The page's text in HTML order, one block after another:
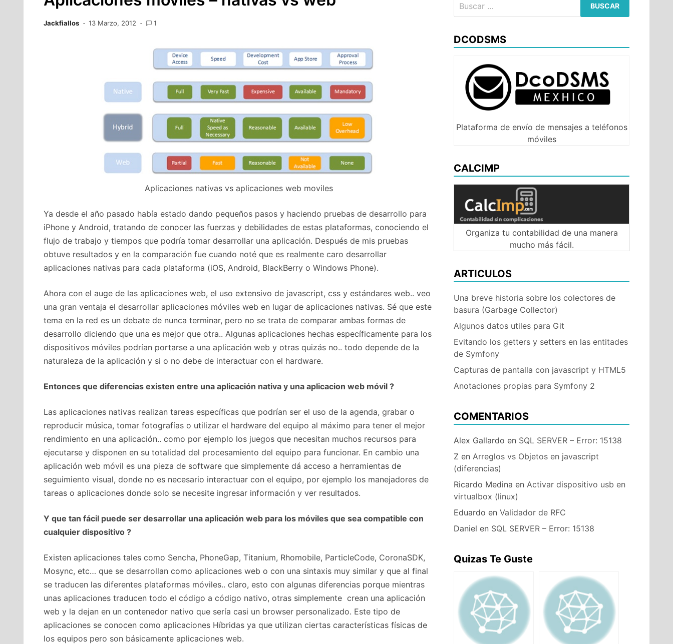
Jackfiallos 13 Marzo, 2012 1
Aplicaciones nativas vs aplicaciones web moviles
Ya desde el año pasado había estado dando pequeños pasos y haciendo pruebas de desarrollo para
iPhone y Android, tratando de conocer las fuerzas y debilidades de estas plataformas, conociendo el
flujo de trabajo y tiempos que podría tomar desarrollar una aplicación. Después de mis pruebas
obtuve resultados y en la comparación fue cuando noté que es realmente caro desarrollar
aplicaciones nativas para cada plataforma (iOS, Android, BlackBerry o Windows Phone).
Ahora con el auge de las aplicaciones web, el uso extensivo de javascript, css y estándares web.. veo
una gran ventaja el desarrollar aplicaciones móviles web en lugar de aplicaciones nativas. Sé que este
tema en la red es un debate de nunca terminar, pero no se trata de comparar ambas formas de
desarrollo diciendo que una es mejor que otra.. Algunas aplicaciones hechas específicamente para los
dispositivos móviles podrían portarse a una aplicación web y otras quizás no.. todo depende de la
naturaleza de la aplicación y si o no debe de interactuar con el hardware.
Entonces que diferencias existen entre una aplicación nativa y una aplicacion web móvil ?
Las aplicaciones nativas realizan tareas específicas que podrían ser el uso de la agenda, grabar o
reproducir música, tomar fotografías o utilizar el hardware del equipo al máximo para tener el mejor
rendimiento en una aplicación.. como por ejemplo los juegos que necesitan muchos recursos para
ejecutarse y disponen en su totalidad del procesamiento del equipo para funcionar. En cambio una
aplicación web móvil es una pieza de software que simplemente dá acceso a herramientas de
seguimiento visual, donde no es necesario interactuar con el equipo, por ejemplo los manejadores de
tareas o aplicaciones donde solo se necesite ingresar información y ver resultados.
Y que tan fácil puede ser desarrollar una aplicación web para los móviles que sea compatible con
cualquier dispositivo ?
Existen aplicaciones tales como Sencha, PhoneGap, Titanium, Rhomobile, ParticleCode, CoronaSDK,
Mosync, etc… que se desarrollan como aplicaciones web o con una sintaxis muy similar y que al final
se traducen las diferentes plataformas móviles.. claro, esto con algunas diferencias porque mientras
unas aplicaciones traducen todo el código a código nativo, otras simplemente crean una aplicación
web y la dejan en un contenedor nativo que sería casi un browser personalizado. Este tipo de
aplicaciones se conocen como aplicaciones Híbridas ya que utilizan ciertas características físicas de
los equipos pero son básicamente aplicaciones web.
DCODSMS
Plataforma de envío de mensajes a teléfonos
móviles
CALCIMP
Organiza tu contabilidad de una manera
mucho más fácil.
ARTICULOS
Una breve historia sobre los colectores de
basura (Garbage Collector)
Algunos datos utiles para Git
Evitando los getters y setters en las entitades
de Symfony
Capturas de pantalla con javascript y HTML5
Anotaciones propias para Symfony 2
COMENTARIOS
Alex Gallardo en SQL SERVER – Error: 15138
Z en Arreglos vs Objetos en javascript
(diferencias)
Ricardo Medina en Activar dispositivo usb en
virtualbox (linux)
Eduardo en Validador de RFC
Daniel en SQL SERVER – Error: 15138
Quizas Te Guste